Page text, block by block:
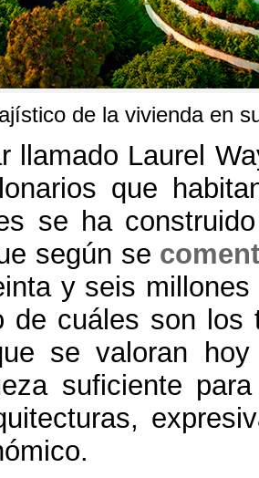
de la vivienda en
llamado Laurel
que
se ha
según se
y seis
de cuáles son los
se valoran
suficiente